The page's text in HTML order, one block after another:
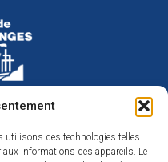
utilisons des technologies telles
aux informations des appareils. Le